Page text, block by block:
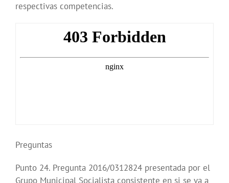
respectivas competencias.
Preguntas
Punto 24. Pregunta 2016/0312824 presentada por el
Grupo Municipal Socialista consistente en si se va a